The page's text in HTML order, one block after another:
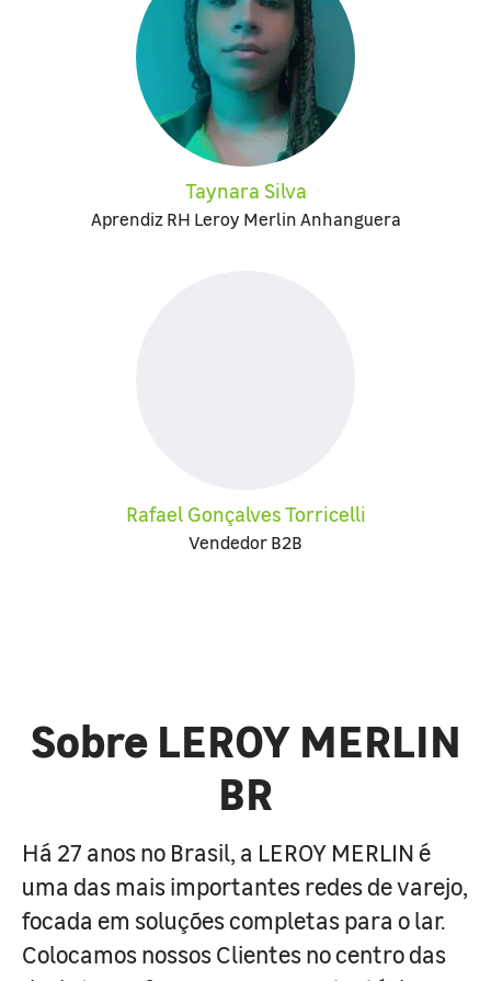
Taynara Silva
Aprendiz RH Leroy Merlin Anhanguera
Rafael Gonçalves Torricelli
Vendedor B2B
Sobre LEROY MERLIN
BR
Há 27 anos no Brasil, a LEROY MERLIN é
uma das mais importantes redes de varejo,
focada em soluções completas para o lar.
Colocamos nossos Clientes no centro das